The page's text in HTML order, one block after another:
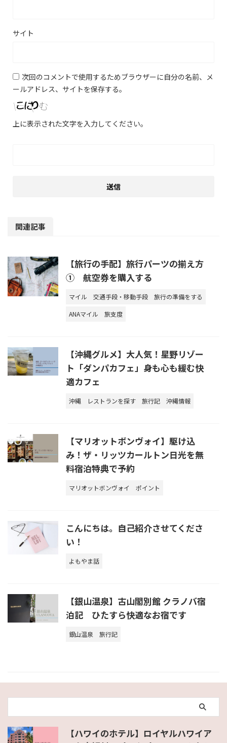
サイト
次回のコメントで使用するためブラウザーに自分の名前、メ
ールアドレス、サイトを保存する。
上に表示された文字を入力してください。
関連記事
【旅行の手配】旅行パーツの揃え方
① 航空券を購入する
マイル 交通手段・移動手段
旅行の準備をする
ANAマイル
旅支度
【沖縄グルメ】大人気！星野リゾー
ト「ダンパカフェ」身も心も緩む快
適カフェ
沖縄 レストランを探す 旅行記 沖縄情報
【マリオットボンヴォイ】駆け込
み！ザ・リッツカールトン日光を無
料宿泊特典で予約
マリオットボンヴォイ ポイント
こんにちは。自己紹介させてくださ
い！
よもやま話
【銀山温泉】古山閣別館 クラノバ宿
泊記 ひたすら快適なお宿です
銀山温泉 旅行記
【ハワイのホテル】ロイヤルハワイア